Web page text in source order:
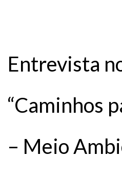
Entrevista
“Caminhos
– Meio